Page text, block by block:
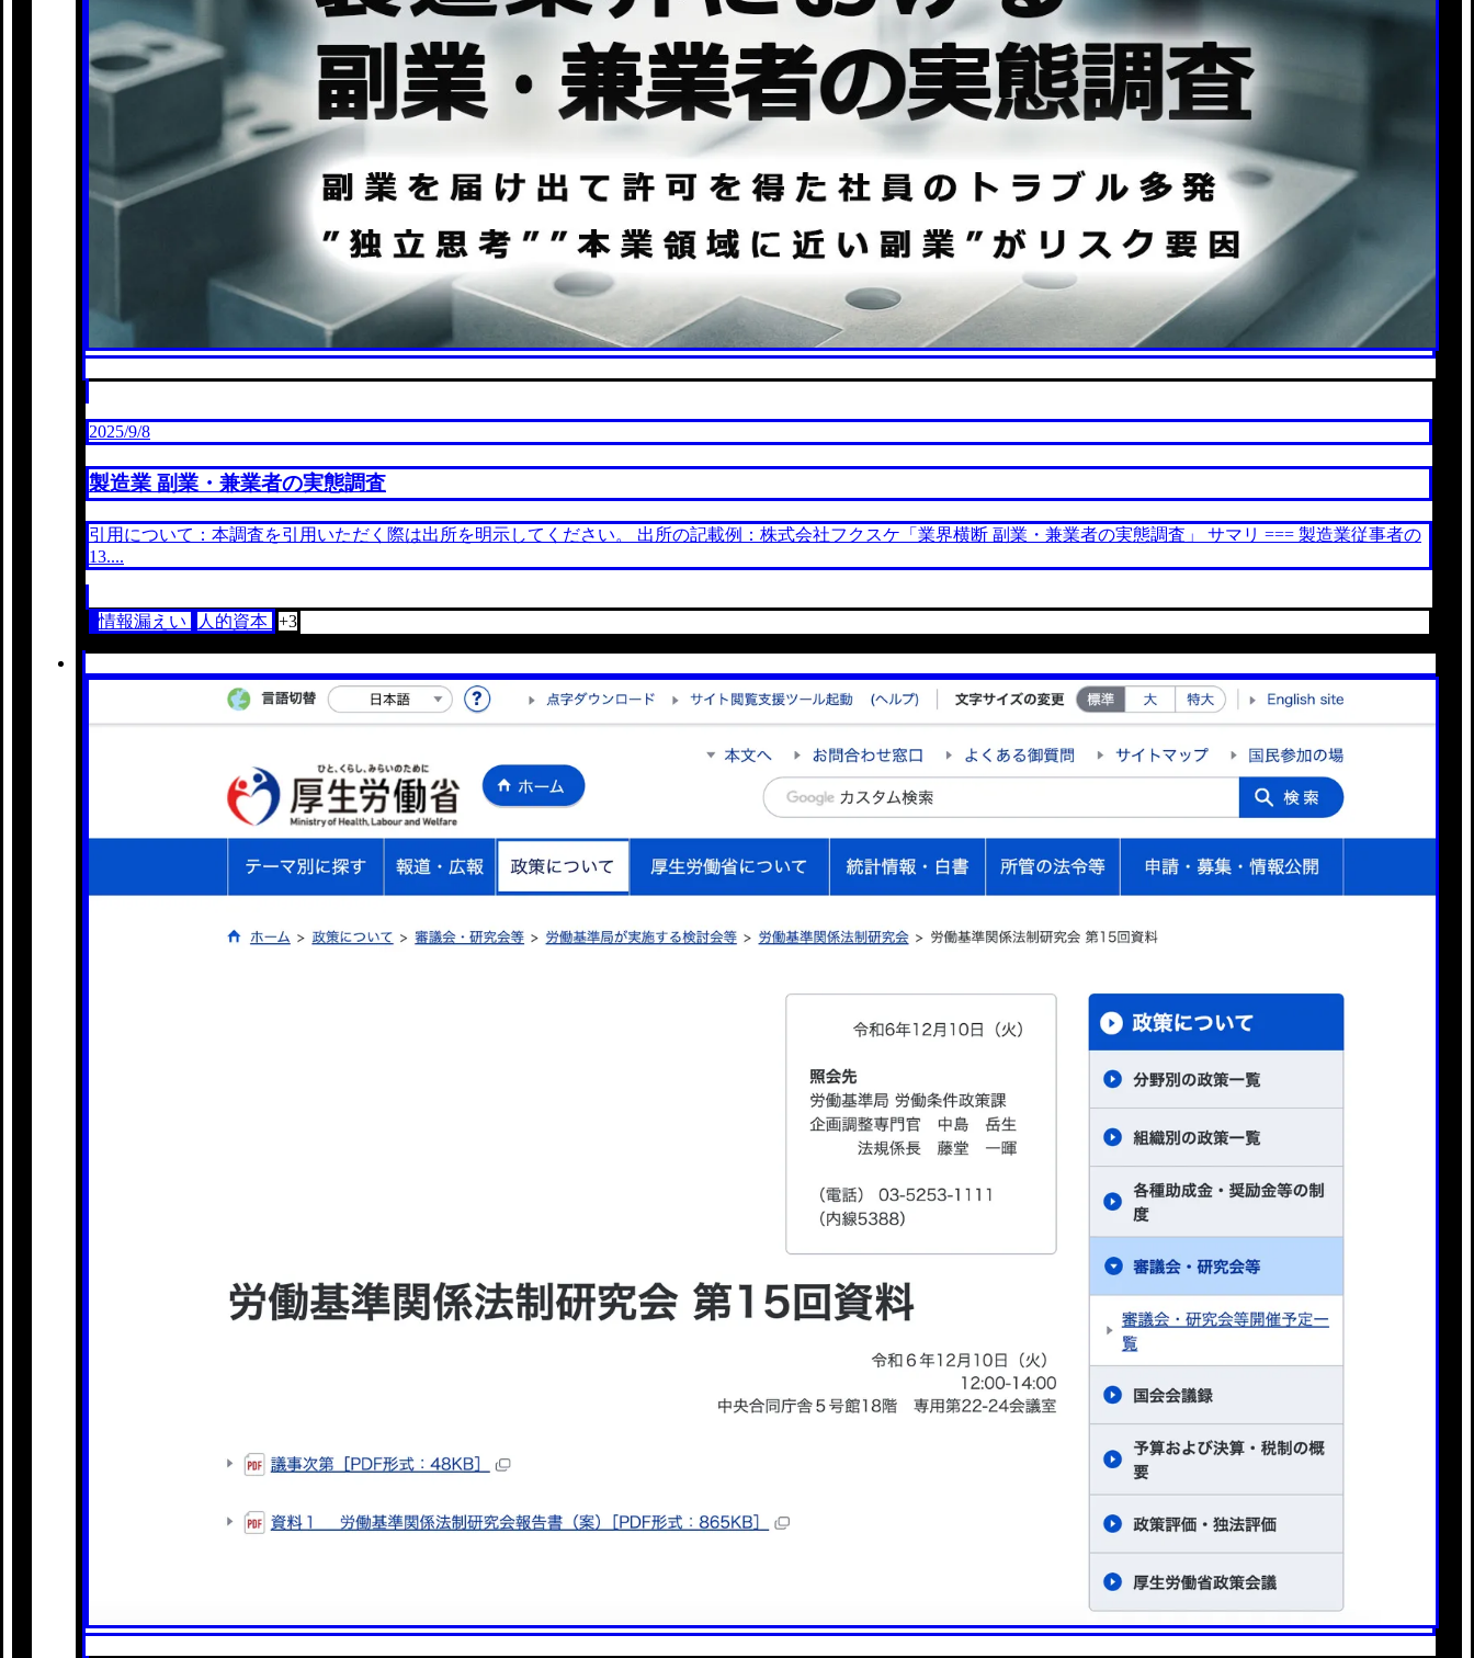
2025/9/8
製造業 副業・兼業者の実態調査
引用について：本調査を引用いただく際は出所を明示してください。 出所の記載例：株式会社フクスケ「業界横断 副業・兼業者の実態調査」 サマリ === 製造業従事者の
13....
情報漏えい 人的資本 +3